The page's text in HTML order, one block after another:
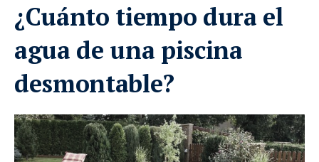
¿Cuánto tiempo dura el
agua de una piscina
desmontable?